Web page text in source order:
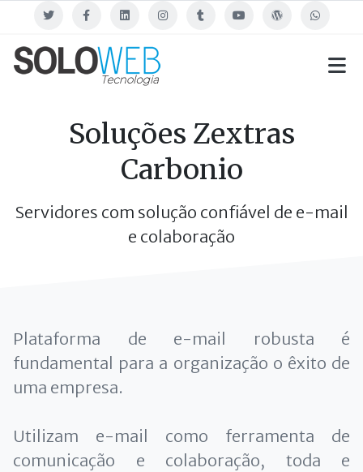
Twitter FacebookLinkedin InstagramTumblr Youtube Blog WhatsApp
Soluções Zextras
Carbonio
Servidores com solução confiável de e-mail
e colaboração
Plataforma de e-mail robusta é
fundamental para a organização o êxito de
uma empresa.
Utilizam e-mail como ferramenta de
comunicação e colaboração, toda e